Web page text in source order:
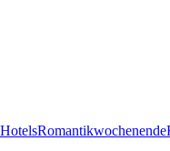
Romantikwochenende